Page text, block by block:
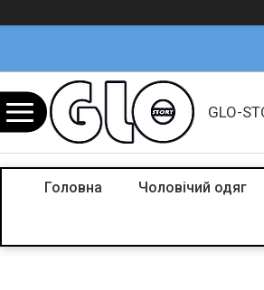
GLO-
Головна Чоловічий одяг